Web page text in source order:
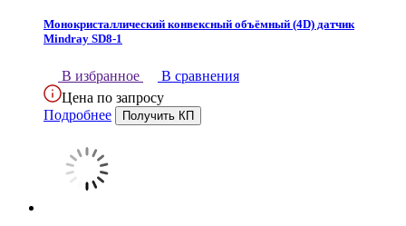
Монокристаллический конвексный объёмный (4D) датчик
Mindray SD8-1
В избранное
В сравнения
Цена по запросу
Подробнее